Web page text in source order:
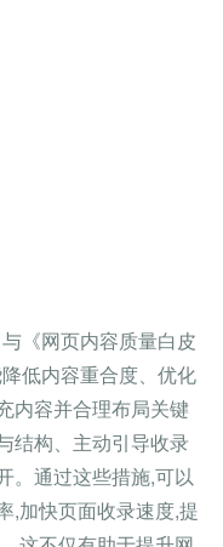
《网页内容质量白皮
低内容重合度、优化
内容并合理布局关键
结构、主动引导收录
。通过这些措施,可以
,加快页面收录速度,提